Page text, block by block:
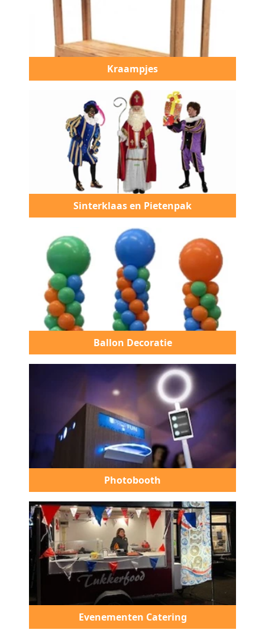
Kraampjes
Sinterklaas en Pietenpak
Ballon Decoratie
Photobooth
Evenementen Catering